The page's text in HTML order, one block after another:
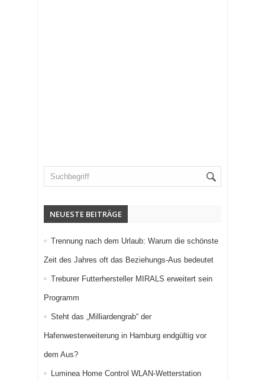
NEUESTE BEITRÄGE
Trennung nach dem Urlaub: Warum die schönste
Zeit des Jahres oft das Beziehungs-Aus bedeutet
Treburer Futterhersteller MIRALS erweitert sein
Programm
Steht das „Milliardengrab“ der
Hafenwesterweiterung in Hamburg endgültig vor
dem Aus?
Luminea Home Control WLAN-Wetterstation